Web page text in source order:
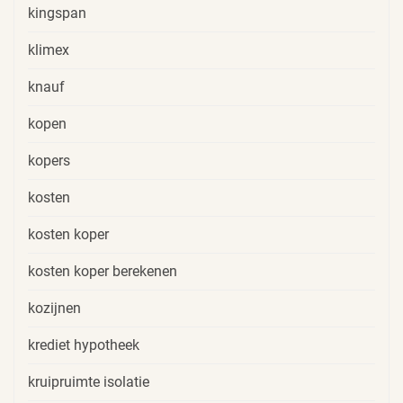
kingspan
klimex
knauf
kopen
kopers
kosten
kosten koper
kosten koper berekenen
kozijnen
krediet hypotheek
kruipruimte isolatie